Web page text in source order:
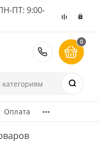
ПТ: 9:00-
8 (495)
0
Оплата ...